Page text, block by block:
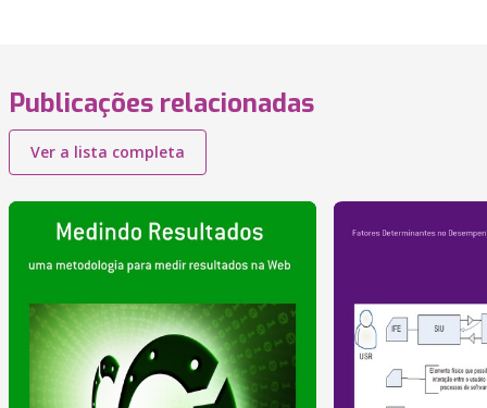
Publicações relacionadas
Ver a lista completa